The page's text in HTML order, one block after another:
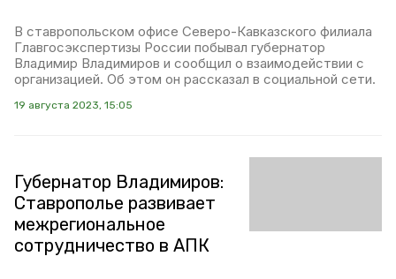
В ставропольском офисе Северо-Кавказского филиала
Главгосэкспертизы России побывал губернатор
Владимир Владимиров и сообщил о взаимодействии с
организацией. Об этом он рассказал в социальной сети.
19 августа 2023, 15:05
Губернатор Владимиров:
Ставрополье развивает
межрегиональное
сотрудничество в АПК